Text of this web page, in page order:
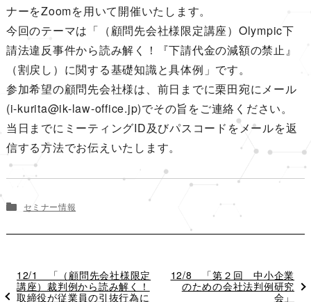
ナーをZoomを用いて開催いたします。
今回のテーマは「（顧問先会社様限定講座）Olympic下
請法違反事件から読み解く！『下請代金の減額の禁止』
（割戻し）に関する基礎知識と具体例」です。
参加希望の顧問先会社様は、前日までに栗田宛にメール
(i-kurita@ik-law-office.jp)でその旨をご連絡ください。
当日までにミーティングID及びパスコードをメールを返
信する方法でお伝えいたします。
セミナー情報
過
去
の
12/1 「（顧問先会社様限定
講座）裁判例から読み解く！
取締役が従業員の引抜行為に
次
12/8 「第２回 中小企業
のための会社法判例研究
会」